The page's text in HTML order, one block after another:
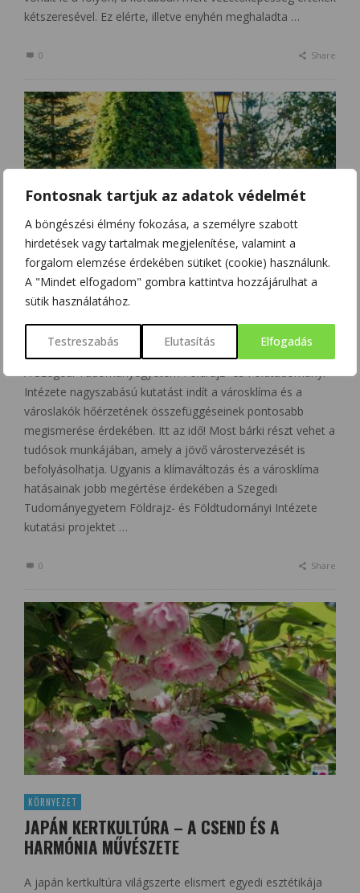
Fontosnak tartjuk az adatok védelmét
A böngészési élmény fokozása, a személyre szabott
hirdetések vagy tartalmak megjelenítése, valamint a
forgalom elemzése érdekében sütiket (cookie) használunk.
A "Mindet elfogadom" gombra kattintva hozzájárulhat a
sütik használatához.
Testreszabás Elutasítás Elfogadás
kétszeresével. Ez elérte, illetve enyhén meghaladta …
0 Share
HŐÉRZETÉNEK KUTATÁSA
Intézete nagyszabású kutatást indít a városklíma és a
városlakók hőérzetének összefüggéseinek pontosabb
megismerése érdekében. Itt az idő! Most bárki részt vehet a
tudósok munkájában, amely a jövő várostervezését is
befolyásolhatja. Ugyanis a klímaváltozás és a városklíma
hatásainak jobb megértése érdekében a Szegedi
Tudományegyetem Földrajz- és Földtudományi Intézete
kutatási projektet …
0 Share
KÖRNYEZET
JAPÁN KERTKULTÚRA – A CSEND ÉS A
HARMÓNIA MŰVÉSZETE
A japán kertkultúra világszerte elismert egyedi esztétikája